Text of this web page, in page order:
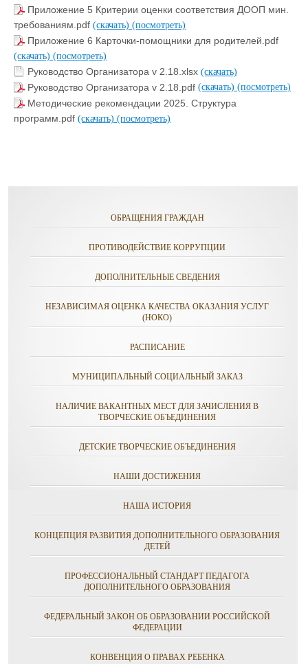
Приложение 5 Критерии оценки соответствия ДООП мин.
требованиям.pdf (скачать) (посмотреть)
Приложение 6 Карточки-помощники для родителей.pdf
(скачать) (посмотреть)
Руководство Организатора v 2.18.xlsx (скачать)
Руководство Организатора v 2.18.pdf (скачать) (посмотреть)
Методические рекомендации 2025. Структура
программ.pdf (скачать) (посмотреть)
ОБРАЩЕНИЯ ГРАЖДАН
ПРОТИВОДЕЙСТВИЕ КОРРУПЦИИ
ДОПОЛНИТЕЛЬНЫЕ СВЕДЕНИЯ
НЕЗАВИСИМАЯ ОЦЕНКА КАЧЕСТВА ОКАЗАНИЯ УСЛУГ
(НОКО)
РАСПИСАНИЕ
МУНИЦИПАЛЬНЫЙ СОЦИАЛЬНЫЙ ЗАКАЗ
НАЛИЧИЕ ВАКАНТНЫХ МЕСТ ДЛЯ ЗАЧИСЛЕНИЯ В
ТВОРЧЕСКИЕ ОБЪЕДИНЕНИЯ
ДЕТСКИЕ ТВОРЧЕСКИЕ ОБЪЕДИНЕНИЯ
НАШИ ДОСТИЖЕНИЯ
НАША ИСТОРИЯ
КОНЦЕПЦИЯ РАЗВИТИЯ ДОПОЛНИТЕЛЬНОГО ОБРАЗОВАНИЯ
ДЕТЕЙ
ПРОФЕССИОНАЛЬНЫЙ СТАНДАРТ ПЕДАГОГА
ДОПОЛНИТЕЛЬНОГО ОБРАЗОВАНИЯ
ФЕДЕРАЛЬНЫЙ ЗАКОН ОБ ОБРАЗОВАНИИ РОССИЙСКОЙ
ФЕДЕРАЦИИ
КОНВЕНЦИЯ О ПРАВАХ РЕБЕНКА